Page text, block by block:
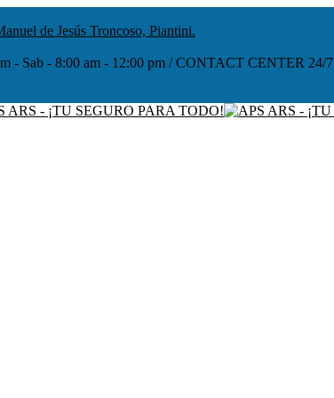
de Jesús Troncoso, Piantini.
- Sab - 8:00 am - 12:00 pm / CONTACT CENTER 24/7